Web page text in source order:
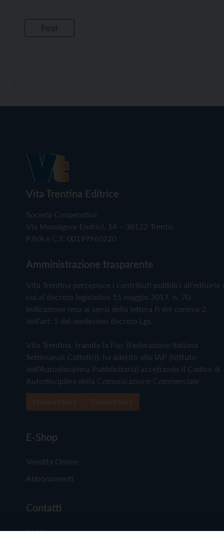
Vita Trentina Editrice
Società Cooperativa
Via Monsignor Endrici, 14 – 38122 Trento
P.IVA e C.F. 00199960220
Amministrazione trasparente
Vita Trentina percepisce i contributi pubblici all'editoria
cui al decreto legislativo 15 maggio 2017, n. 70.
Indicazione resa ai sensi della lettera f) del comma 2
dell'art. 5 del medesimo decreto Lgs.
Vita Trentina, tramite la Fisc (Federazione Italiana
Settimanali Cattolici), ha aderito allo IAP (Istituto
dell'Autodisciplina Pubblicitaria) accettando il Codice di
Autodisciplina della Comunicazione Commerciale
E-Shop
Vendita Online
Abbonamenti
Contatti
Chi Siamo